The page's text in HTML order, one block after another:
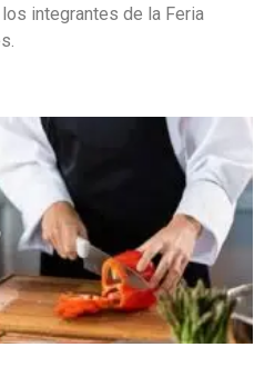
integrantes de la Feria